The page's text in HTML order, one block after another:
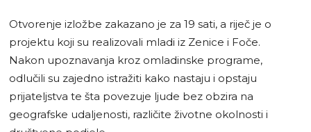
Otvorenje izložbe zakazano je za 19 sati, a riječ je o
projektu koji su realizovali mladi iz Zenice i Foče.
Nakon upoznavanja kroz omladinske programe,
odlučili su zajedno istražiti kako nastaju i opstaju
prijateljstva te šta povezuje ljude bez obzira na
geografske udaljenosti, različite životne okolnosti i